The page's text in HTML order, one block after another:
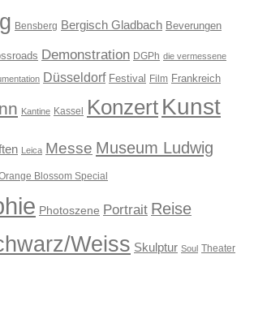
Bensberg Bergisch Gladbach Beverungen
Demonstration DGPh die vermessene
Düsseldorf Festival Film Frankreich
Kantine Kassel Konzert Kunst
Leica Messe Museum Ludwig
Blossom Special
Photoszene Portrait Reise
Weiss Skulptur Soul Theater